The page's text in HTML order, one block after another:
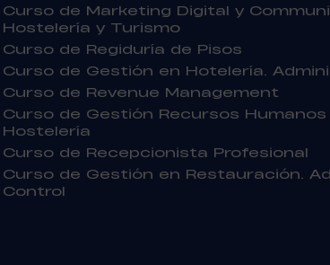
Curso de Marketing Digital y
Hostelería y Turismo
Curso de Regiduría de Pisos
Curso de Gestión en Hotelería.
Curso de Revenue Management
Curso de Gestión Recursos
Hostelería
Curso de Recepcionista Profesional
Curso de Gestión en Restauración.
Control